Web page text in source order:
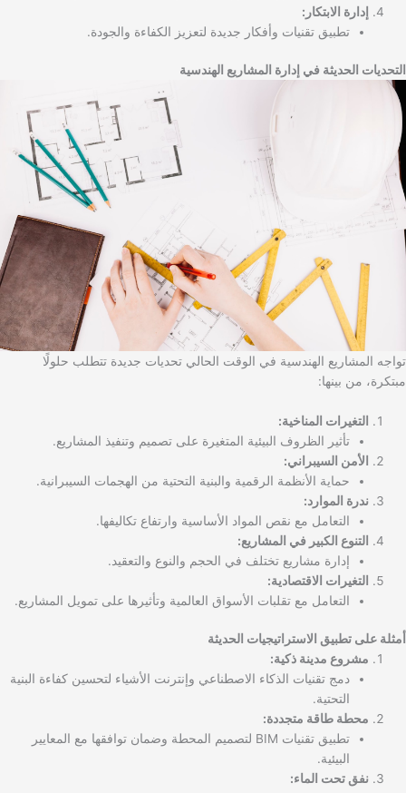
إدارة الابتكار:
تطبيق تقنيات وأفكار جديدة لتعزيز الكفاءة والجودة.
التحديات الحديثة في إدارة المشاريع الهندسية
تواجه المشاريع الهندسية في الوقت الحالي تحديات جديدة تتطلب حلولًا
مبتكرة، من بينها:
التغيرات المناخية:
تأثير الظروف البيئية المتغيرة على تصميم وتنفيذ المشاريع.
الأمن السيبراني:
حماية الأنظمة الرقمية والبنية التحتية من الهجمات السيبرانية.
ندرة الموارد:
التعامل مع نقص المواد الأساسية وارتفاع تكاليفها.
التنوع الكبير في المشاريع:
إدارة مشاريع تختلف في الحجم والنوع والتعقيد.
التغيرات الاقتصادية:
التعامل مع تقلبات الأسواق العالمية وتأثيرها على تمويل المشاريع.
أمثلة على تطبيق الاستراتيجيات الحديثة
مشروع مدينة ذكية:
دمج تقنيات الذكاء الاصطناعي وإنترنت الأشياء لتحسين كفاءة البنية
التحتية.
محطة طاقة متجددة:
تطبيق تقنيات BIM لتصميم المحطة وضمان توافقها مع المعايير
البيئية.
نفق تحت الماء: